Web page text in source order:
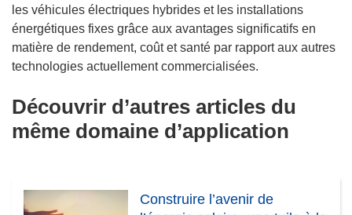
les véhicules électriques hybrides et les installations
énergétiques fixes grâce aux avantages significatifs en
matière de rendement, coût et santé par rapport aux autres
technologies actuellement commercialisées.
Découvrir d’autres articles du
même domaine d’application
Construire l’avenir de